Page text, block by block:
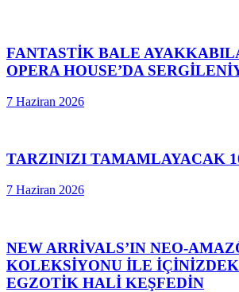
FANTASTİK BALE
OPERA HOUSE’DA
7 Haziran 2026
TARZINIZI TAMAMLAYACAK
7 Haziran 2026
NEW ARRİVALS’IN NEO-
KOLEKSİYONU İLE
EGZOTİK HALİ KEŞFEDİN